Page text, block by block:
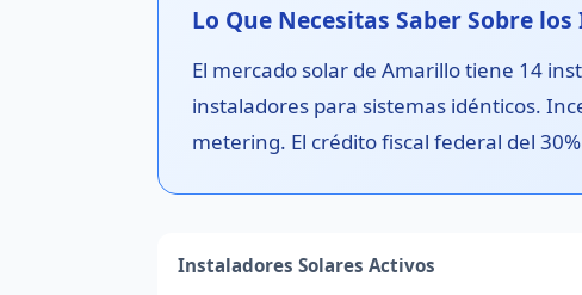
Lo Que Necesitas Saber Sobre
El mercado solar de Amarillo tiene 14
instaladores para sistemas idénticos.
metering. El crédito fiscal federal del
Instaladores Solares Activos